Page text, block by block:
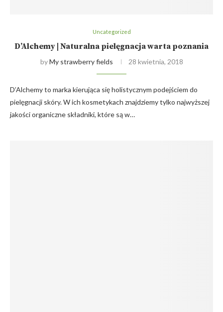
Uncategorized
D’Alchemy | Naturalna pielęgnacja warta poznania
byMy strawberry fields 28 kwietnia, 2018
D’Alchemy to marka kierująca się holistycznym podejściem do
pielęgnacji skóry. W ich kosmetykach znajdziemy tylko najwyższej
jakości organiczne składniki, które są w…